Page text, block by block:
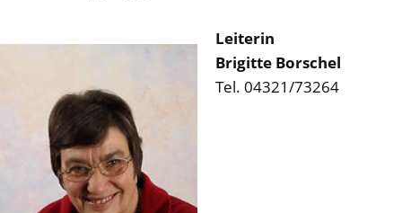
Leiterin
Brigitte Borschel
Tel. 04321/73264